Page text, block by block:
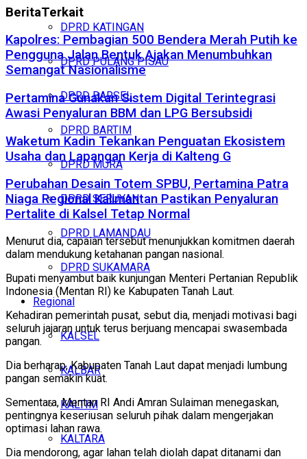
DPRD KATINGAN
DPRD PULANG PISAU
DPRD BARSEL
DPRD BARTIM
DPRD MURA
DPRD SERUYAN
DPRD LAMANDAU
DPRD SUKAMARA
Regional
KALSEL
KALBAR
KALTIM
KALTARA
BeritaTerkait
Kapolres: Pembagian 500 Bendera Merah Putih ke
Pengguna Jalan Bentuk Ajakan Menumbuhkan
Semangat Nasionalisme
Pertamina Gunakan Sistem Digital Terintegrasi
Awasi Penyaluran BBM dan LPG Bersubsidi
Waketum Kadin Tekankan Penguatan Ekosistem
Usaha dan Lapangan Kerja di Kalteng G
Perubahan Desain Totem SPBU, Pertamina Patra
Niaga Regional Kalimantan Pastikan Penyaluran
Pertalite di Kalsel Tetap Normal
Menurut dia, capaian tersebut menunjukkan komitmen daerah
dalam mendukung ketahanan pangan nasional.
Bupati menyambut baik kunjungan Menteri Pertanian Republik
Indonesia (Mentan RI) ke Kabupaten Tanah Laut.
Kehadiran pemerintah pusat, sebut dia, menjadi motivasi bagi
seluruh jajaran untuk terus berjuang mencapai swasembada
pangan.
Dia berharap, Kabupaten Tanah Laut dapat menjadi lumbung
pangan semakin kuat.
Sementara, Mentan RI Andi Amran Sulaiman menegaskan,
pentingnya keseriusan seluruh pihak dalam mengerjakan
optimasi lahan rawa.
Dia mendorong, agar lahan telah diolah dapat ditanami dan